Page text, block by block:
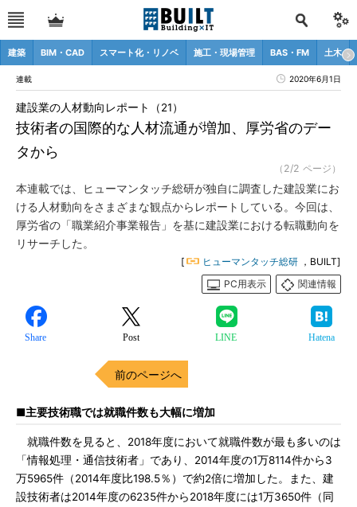
建築 BIM・CAD スマート化・リノベ 施工・現場管理 BAS・FM 土木
連載 2020年6月1日
技術者の国際的な人材流通が増加、厚労省のデー
タから
建設業の人材動向レポート（21）
（2/2 ページ）
本連載では、ヒューマンタッチ総研が独自に調査した建設業にお
ける人材動向をさまざまな観点からレポートしている。今回は、
厚労省の「職業紹介事業報告」を基に建設業における転職動向を
リサーチした。
[ ヒューマンタッチ総研 ，BUILT]
PC用表示
関連情報
Share Post LINE Hatena
前のページへ
■主要技術職では就職件数も大幅に増加
就職件数を見ると、2018年度において就職件数が最も多いのは
「情報処理・通信技術者」であり、2014年度の1万8114件から3
万5965件（2014年度比198.5％）で約2倍に増加した。また、建
設技術者は2014年度の6235件から2018年度には1万3650件（同